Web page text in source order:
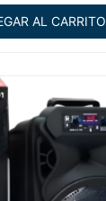
AL CARRITO